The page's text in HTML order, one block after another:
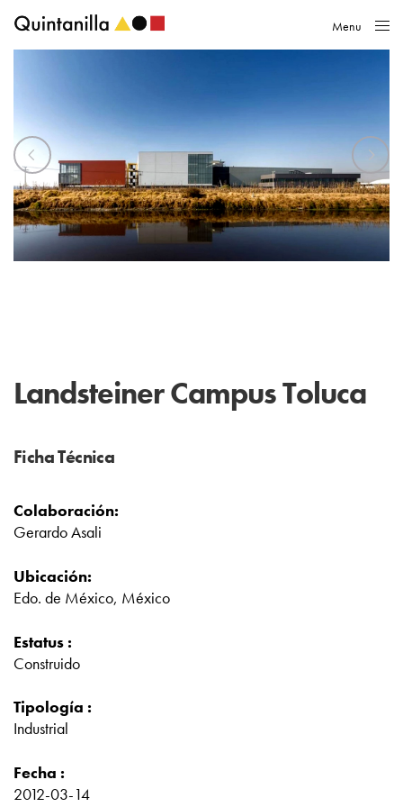
Menu
Landsteiner Campus Toluca
Ficha Técnica
Colaboración:
Gerardo Asali
Ubicación:
Edo. de México, México
Estatus :
Construido
Tipología :
Industrial
Fecha :
2012-03-14